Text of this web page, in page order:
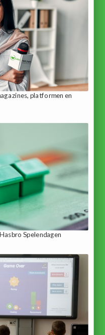
platformen en
Spelendagen